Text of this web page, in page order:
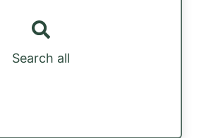
Search all